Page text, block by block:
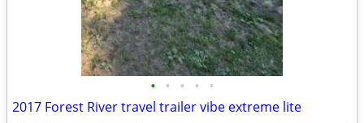
• • • • •
2017 Forest River travel trailer vibe extreme lite